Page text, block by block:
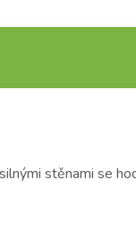
stěnami se